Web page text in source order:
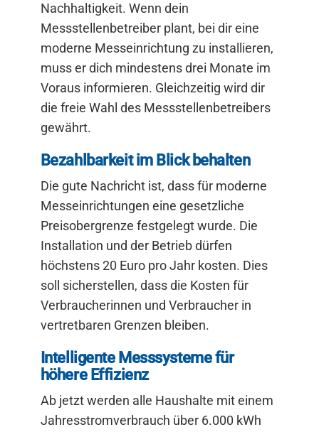
Nachhaltigkeit. Wenn dein
Messstellenbetreiber plant, bei dir eine
moderne Messeinrichtung zu installieren,
muss er dich mindestens drei Monate im
Voraus informieren. Gleichzeitig wird dir
die freie Wahl des Messstellenbetreibers
gewährt.
Bezahlbarkeit im Blick behalten
Die gute Nachricht ist, dass für moderne
Messeinrichtungen eine gesetzliche
Preisobergrenze festgelegt wurde. Die
Installation und der Betrieb dürfen
höchstens 20 Euro pro Jahr kosten. Dies
soll sicherstellen, dass die Kosten für
Verbraucherinnen und Verbraucher in
vertretbaren Grenzen bleiben.
Intelligente Messsysteme für
höhere Effizienz
Ab jetzt werden alle Haushalte mit einem
Jahresstromverbrauch über 6.000 kWh